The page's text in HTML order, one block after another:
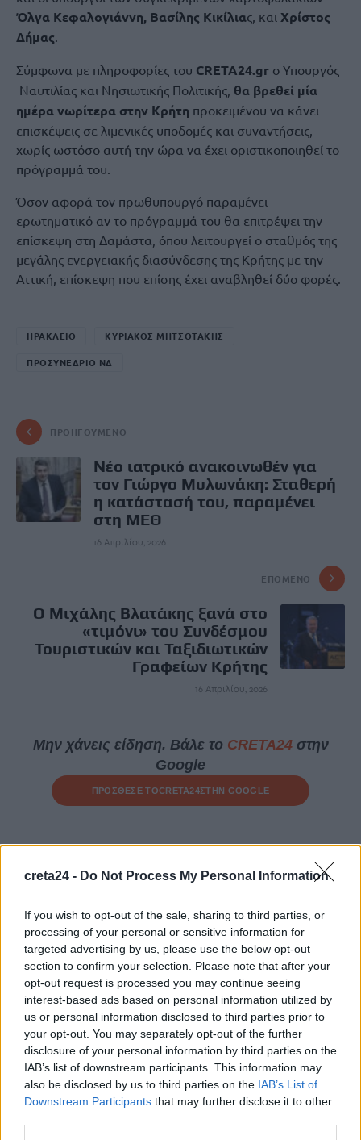
creta24 - Do Not Process My Personal Information
If you wish to opt-out of the sale, sharing to third parties, or
processing of your personal or sensitive information for
targeted advertising by us, please use the below opt-out
section to confirm your selection. Please note that after your
opt-out request is processed you may continue seeing
interest-based ads based on personal information utilized by
us or personal information disclosed to third parties prior to
your opt-out. You may separately opt-out of the further
disclosure of your personal information by third parties on the
IAB’s list of downstream participants. This information may
also be disclosed by us to third parties on the IAB’s List of
Downstream Participants that may further disclose it to other
Όλγα Κεφαλογιάννη, Βασίλης Κικίλιας, και Χρίστος
Δήμας.
Σύμφωνα με πληροφορίες του CRETA24.gr ο Υπουργός
Ναυτιλίας και Νησιωτικής Πολιτικής, θα βρεθεί μία
ημέρα νωρίτερα στην Κρήτη προκειμένου να κάνει
επισκέψεις σε λιμενικές υποδομές και συναντήσεις,
χωρίς ωστόσο αυτή την ώρα να έχει οριστικοποιηθεί το
πρόγραμμά του.
Όσον αφορά τον πρωθυπουργό παραμένει
ερωτηματικό αν το πρόγραμμά του θα επιτρέψει την
επίσκεψη στη Δαμάστα, όπου λειτουργεί ο σταθμός της
μεγάλης ενεργειακής διασύνδεσης της Κρήτης με την
Αττική, επίσκεψη που επίσης έχει αναβληθεί δύο φορές.
ΗΡΑΚΛΕΙΟ ΚΥΡΙΑΚΟΣ ΜΗΤΣΟΤΑΚΗΣ
ΠΡΟΣΥΝΕΔΡΙΟ ΝΔ
ΠΡΟΗΓΟΎΜΕΝΟ
Νέο ιατρικό ανακοινωθέν για
τον Γιώργο Μυλωνάκη: Σταθερή
η κατάστασή του, παραμένει
στη ΜΕΘ
16 Απριλίου, 2026
ΕΠΌΜΕΝΟ
Ο Μιχάλης Βλατάκης ξανά στο
«τιμόνι» του Συνδέσμου
Τουριστικών και Ταξιδιωτικών
Γραφείων Κρήτης
16 Απριλίου, 2026
Μην χάνεις είδηση. Βάλε το CRETA24στην
Google
ΠΡΟΣΘΕΣΕ ΤΟCRETA24ΣΤΗΝ GOOGLE
ΡΟΗ ΕΙΔΗΣΕΩΝ
ΟΠΕΚΑ: Νέα πληρωμή στις 7 Αυγούστου για τρίτεκνες και
πολύτεκνες οικογένειες
6 Αυγούστου, 2026
Χρίστος Δήμας: «Προχωρούν τα έργα σε όλο το μήκος του
ΒΟΑΚ»
6 Αυγούστου, 2026